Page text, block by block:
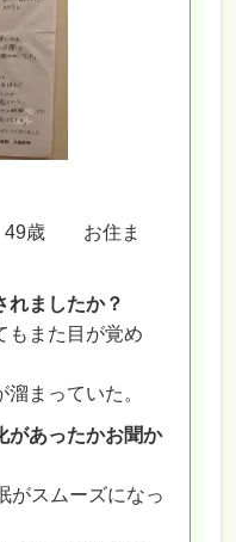
49歳 お住ま
ましたか？
もまた目が覚め
まっていた。
あったかお聞か
がスムーズになっ